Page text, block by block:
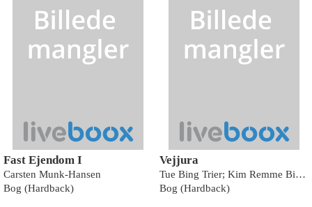
Fast Ejendom I
Carsten Munk-Hansen
Bog (Hardback)
Vejjura
Tue Bing Trier; Kim Remme Birkholm; Tom Løvstrand Mortensen
Bog (Hardback)